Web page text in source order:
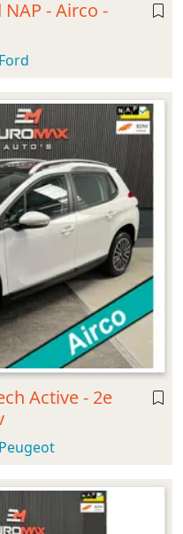
- Airco -
Ford
Active - 2e
Peugeot